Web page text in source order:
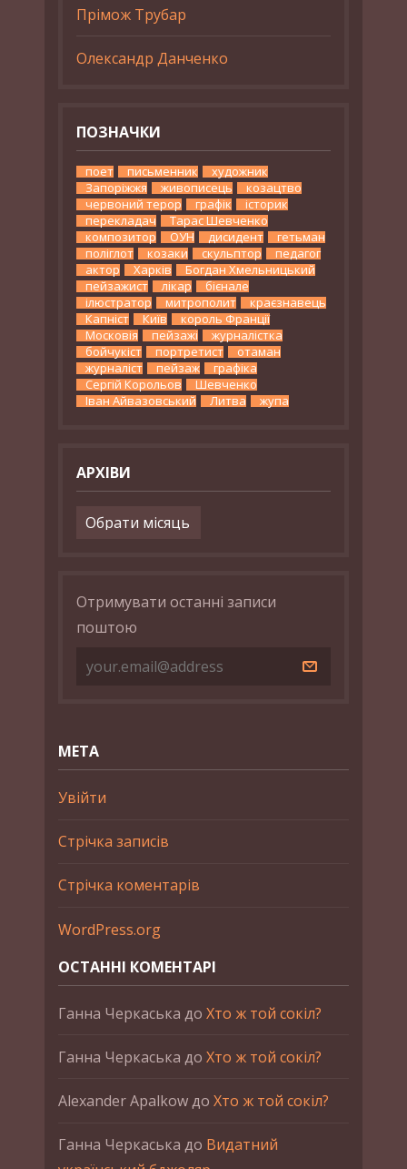
Прімож Трубар
Олександр Данченко
ПОЗНАЧКИ
поет письменник
художник
Запоріжжя
живописець
козацтво
червоний терор
графік
історик
перекладач
Тарас Шевченко
композитор
ОУН дисидент
гетьман
поліглот
козаки скульптор
педагог
актор
Харків
Богдан Хмельницький
пейзажист
лікар
бієнале
ілюстратор
митрополит
краєзнавець
Капніст
Київ
король Франції
Московія
пейзажі
журналістка
бойчукіст
портретист
отаман
журналіст
пейзаж
графіка
Сергій Корольов
Шевченко
Іван Айвазовський
Литва жупа
АРХІВИ
Архіви
Отримувати останні записи
поштою
МЕТА
Увійти
Стрічка записів
Стрічка коментарів
WordPress.org
ОСТАННІ КОМЕНТАРІ
Ганна Черкаська до Хто ж той сокіл?
Ганна Черкаська до Хто ж той сокіл?
Alexander Apalkowдо Хто ж той сокіл?
Ганна Черкаська до Видатний